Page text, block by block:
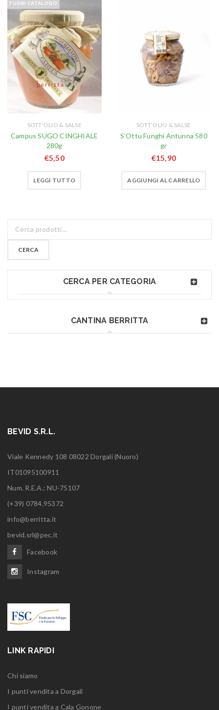
FUORI CATALOGO
SOTT'OLIO & SALSE
Campus SUGO CINGHIALE
280g
€5,50
LEGGI TUTTO
SOTT'OLIO & SALSE
S’Ottu Funghi Antunna 580
gr
€15,90
AGGIUNGI AL CARRELLO
CERCA
CERCA PER CATEGORIA
CANTINA BERRITTA
BEVID S.R.L.
Viale Kennedy 108 08022 Dorgali (Nuoro)
IT01095100911
Num. R.E.A.: NU-75107
(+39) 0784.95372
info@berritta.it
bevid.srl@pec.it
Facebook
Instagram
LINK RAPIDI
Chi siamo
I punti vendita a Dorgali
I punti vendita a Cala Gonone